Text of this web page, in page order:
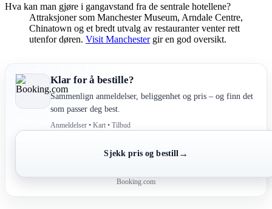
Hva kan man gjøre i gangavstand fra de sentrale hotellene?
Attraksjoner som Manchester Museum, Arndale Centre,
Chinatown og et bredt utvalg av restauranter venter rett
utenfor døren. Visit Manchestergir en god oversikt.
Klar for å bestille?
Sammenlign anmeldelser, beliggenhet og pris – og finn det
som passer deg best.
Anmeldelser • Kart • Tilbud
Sjekk pris og bestill →
Booking.com